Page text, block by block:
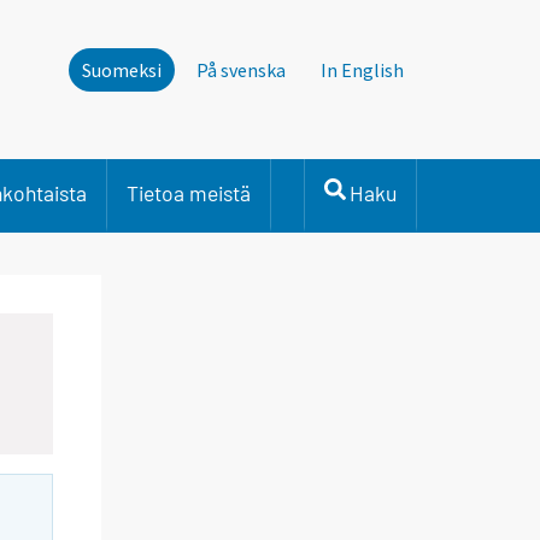
Suomeksi På svenska In English
Tietoa meistä Haku